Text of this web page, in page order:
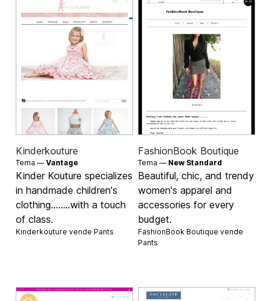
Kinderkouture
Tema —Vantage
Kinder Kouture specializes
in handmade children's
clothing........with a touch
of class.
Kinderkouture vende Pants
FashionBook Boutique
Tema — New Standard
Beautiful, chic, and trendy
women's apparel and
accessories for every
budget.
FashionBook Boutique vende
Pants